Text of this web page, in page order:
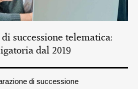
­successione telematica:
dal 2019
di successione